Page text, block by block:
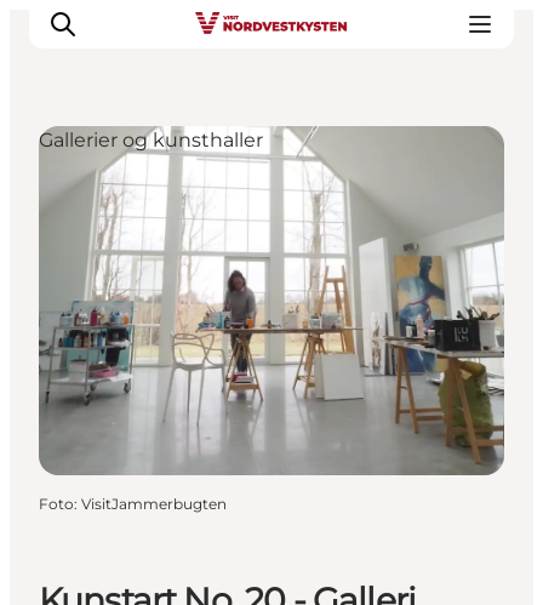
Feriesteder
Inspiration
Handicapvenlig ferie
Events
Overnatning
Planlæg din ferie
Gallerier og kunsthaller
Foto: VisitJammerbugten